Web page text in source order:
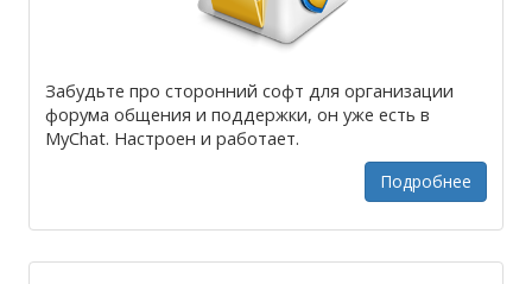
Забудьте про сторонний софт для организации
форума общения и поддержки, он уже есть в
MyChat. Настроен и работает.
Подробнее